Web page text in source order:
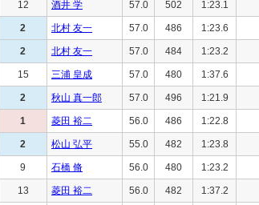
12 酒井 学 57.0 502 1:23.1
2 北村 友一 57.0 486 1:23.6
2 北村 友一 57.0 484 1:23.2
15 三浦 皇成 57.0 480 1:37.6
2 秋山 真一郎 57.0 496 1:21.9
1 菱田 裕二 56.0 486 1:22.8
2 松山 弘平 55.0 482 1:23.8
9 石橋 脩 56.0 480 1:23.2
13 菱田 裕二 56.0 482 1:37.2